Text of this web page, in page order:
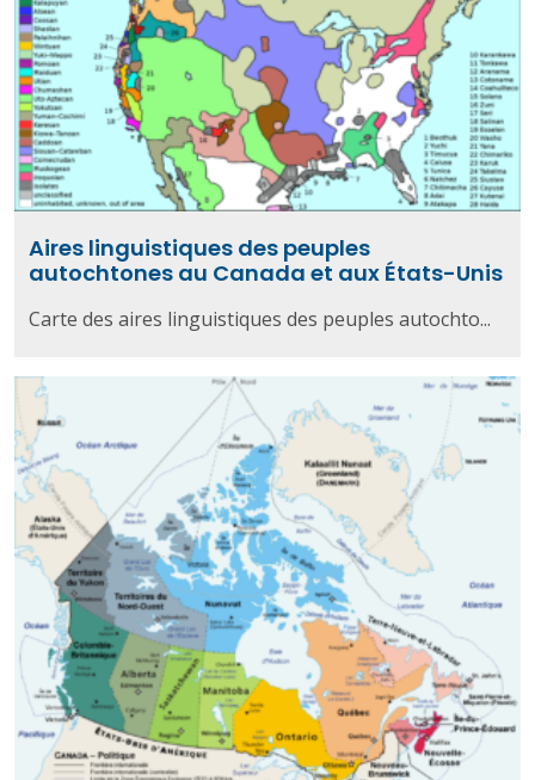
Aires linguistiques des peuples
autochtones au Canada et aux États-Unis
Carte des aires linguistiques des peuples autochto...